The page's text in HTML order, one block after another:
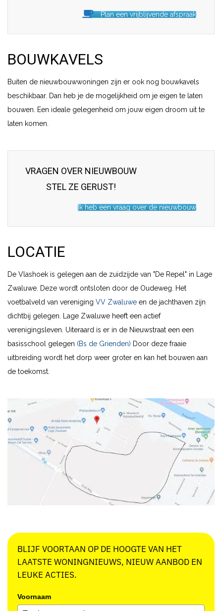
Plan een vrijblijvende afspraak
BOUWKAVELS
Buiten de nieuwbouwwoningen zijn er ook nog bouwkavels
beschikbaar. Dan heb je de mogelijkheid om je eigen te laten
bouwen. Een ideale gelegenheid om jouw eigen droom uit te
laten komen.
VRAGEN OVER NIEUWBOUW
STEL ZE GERUST!
Ik heb een vraag over de nieuwbouw
LOCATIE
De Vlashoek is gelegen aan de zuidzijde van "De Repel" in Lage
Zwaluwe. Deze wordt ontsloten door de Oudeweg. Het
voetbalveld van vereniging VV Zwaluwe en de jachthaven zijn
dichtbij gelegen. Lage Zwaluwe heeft een actief
verenigingsleven. Uiteraard is er in de Nieuwstraat een een
basisschool gelegen (Bs de Grienden) Door deze fraaie
uitbreiding wordt het dorp weer groter en kan het bouwen aan
de toekomst.
BLIJF VOORTAAN OP DE HOOGTE VAN HET
LAATSTE WONINGNIEUWS, NIEUW AANBOD EN
LEUKE ACTIES.
Voornaam